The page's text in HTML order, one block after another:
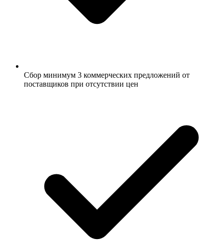
Сбор минимум 3 коммерческих предложений от
поставщиков при отсутствии цен